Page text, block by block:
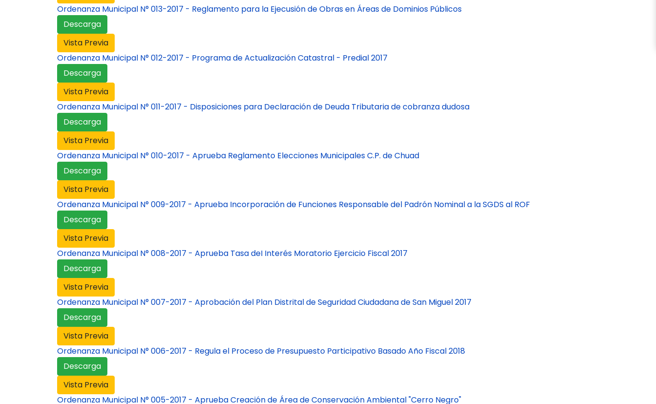
Ordenanza Municipal N° 013-2017 - Reglamento para la Ejecusión de Obras en Áreas de Dominios Públicos
Descarga
Vista Previa
Ordenanza Municipal N° 012-2017 - Programa de Actualización Catastral - Predial 2017
Descarga
Vista Previa
Ordenanza Municipal N° 011-2017 - Disposiciones para Declaración de Deuda Tributaria de cobranza dudosa
Descarga
Vista Previa
Ordenanza Municipal N° 010-2017 - Aprueba Reglamento Elecciones Municipales C.P. de Chuad
Descarga
Vista Previa
Ordenanza Municipal N° 009-2017 - Aprueba Incorporación de Funciones Responsable del Padrón Nominal a la SGDS al ROF
Descarga
Vista Previa
Ordenanza Municipal N° 008-2017 - Aprueba Tasa deI Interés Moratorio Ejercicio Fiscal 2017
Descarga
Vista Previa
Ordenanza Municipal N° 007-2017 - Aprobación del Plan Distrital de Seguridad Ciudadana de San Miguel 2017
Descarga
Vista Previa
Ordenanza Municipal N° 006-2017 - Regula el Proceso de Presupuesto Participativo Basado Año Fiscal 2018
Descarga
Vista Previa
Ordenanza Municipal N° 005-2017 - Aprueba Creación de Área de Conservación Ambiental "Cerro Negro"